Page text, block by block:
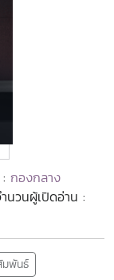
กองกลาง
นวนผู้เปิดอ่าน :
มพันธ์